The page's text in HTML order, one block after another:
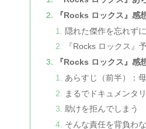
『Rocks ロックス』感
隠れた傑作を忘れずに
『Rocks ロックス』
『Rocks ロックス』感
あらすじ（前半）：
まるでドキュメンタ
助けを拒んでしまう
そんな責任を背負わ